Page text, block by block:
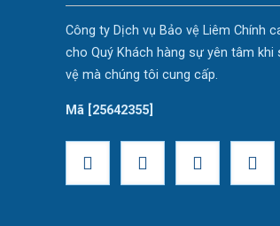
Công ty Dịch vụ Bảo vệ Liêm Chính
cho Quý Khách hàng sự yên tâm khi
vệ mà chúng tôi cung cấp.
Mã [25642355]